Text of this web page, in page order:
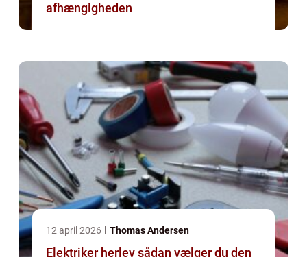
afhængigheden
12 april 2026 Thomas Andersen
Elektriker herlev sådan vælger du den